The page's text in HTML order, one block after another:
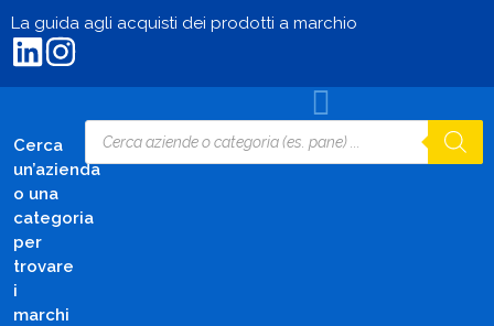
La guida agli acquisti dei prodotti a marchio
Cerca
un’azienda
o una
categoria
per
trovare
i
marchi